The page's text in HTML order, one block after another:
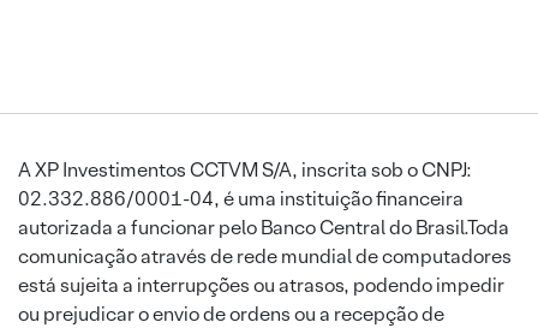
A XP Investimentos CCTVM S/A, inscrita sob o CNPJ:
02.332.886/0001-04, é uma instituição financeira
autorizada a funcionar pelo Banco Central do Brasil.Toda
comunicação através de rede mundial de computadores
está sujeita a interrupções ou atrasos, podendo impedir
ou prejudicar o envio de ordens ou a recepção de